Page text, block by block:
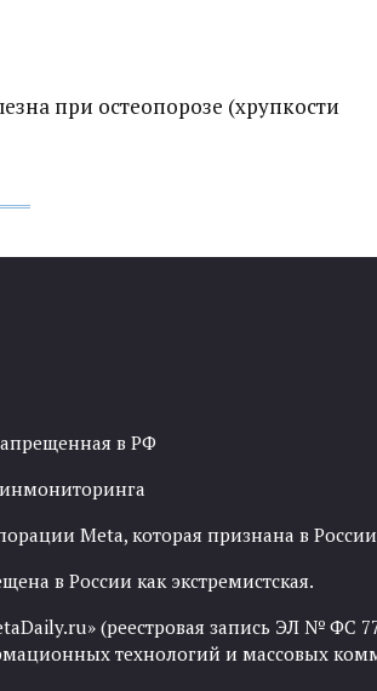
при остеопорозе (хрупкости
в РФ
Meta, которая признана в
в России как экстремистская.
(реестровая запись ЭЛ № ФС
технологий и массовых